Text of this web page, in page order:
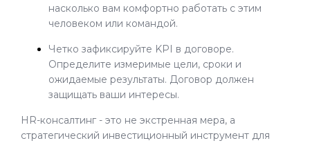
насколько вам комфортно работать с этим
человеком или командой.
Четко зафиксируйте KPI в договоре.
Определите измеримые цели, сроки и
ожидаемые результаты. Договор должен
защищать ваши интересы.
HR-консалтинг - это не экстренная мера, а
стратегический инвестиционный инструмент для